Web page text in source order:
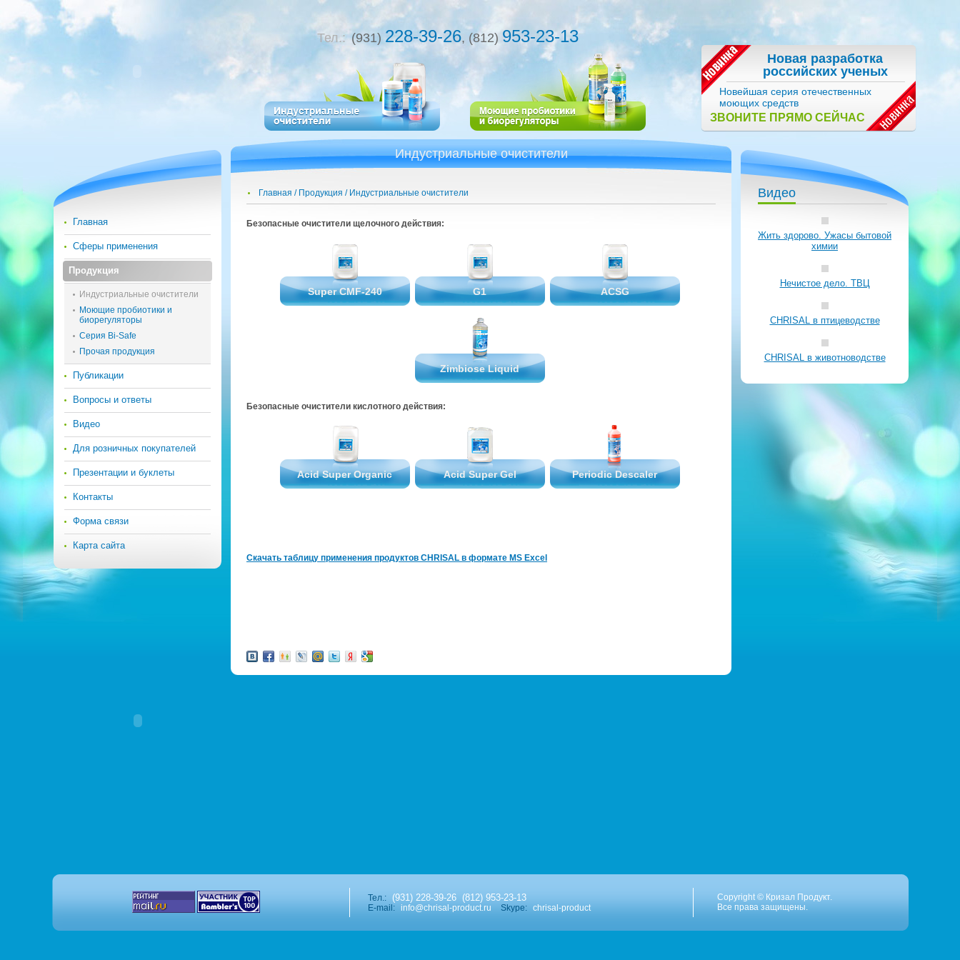
Тел.:(931) 228-39-26, (812) 953-23-13
Новая разработка
российских ученых
Новейшая серия отечественных
моющих средств
ЗВОНИТЕ ПРЯМО СЕЙЧАС
Индустриальные очистители
Главная Продукция Индустриальные очистители
Без­опас­ные очи­сти­те­ли ще­лоч­но­го дей­ствия:
Super CMF-240 G1 ACSG
Zimbiose Liquid
Без­опас­ные очи­сти­те­ли кис­лот­но­го дей­ствия:
Acid Super Organic Acid Super Gel Periodic Descaler
Ска­чать таб­ли­цу при­ме­не­ния про­дук­тов CHRISAL в фор­ма­те MS Excel
Главная
Сферы применения
Продукция
Индустриальные очистители
Моющие пробиотики и
биорегуляторы
Серия Bi-Safe
Прочая продукция
Публикации
Вопросы и ответы
Видео
Для розничных покупателей
Презентации и буклеты
Контакты
Форма связи
Карта сайта
Видео
Жить здорово. Ужасы бытовой
химии
Нечистое дело. ТВЦ
CHRISAL в птицеводстве
CHRISAL в животноводстве
Тел.: (931) 228-39-26 (812) 953-23-13
E-mail: info@chrisal-product.ru Skype: сhrisal-product
Copyright © Кризал Продукт.
Все права защищены.